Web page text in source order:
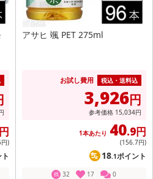
)
アサヒ 颯 PET 275ml
お試し費用 税込・送料込
3,926円
参考価格 15,034円
1本あたり 40.9円
(156.7円)
18.1ポイント
残 32 17 0